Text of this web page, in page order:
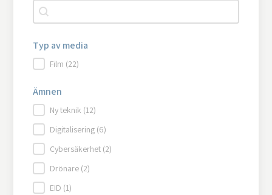
Autocomplete
Search content
Typ av media
Typ av media
Film (22)
Ämnen
ÄmnenNy teknik (12)
Digitalisering (6)
Cybersäkerhet (2)
Drönare (2)
EID (1)